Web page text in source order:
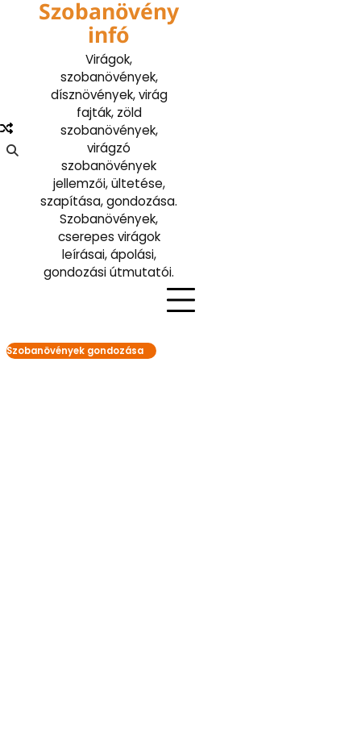
Szobanövény
infó
Virágok,
szobanövények,
dísznövények, virág
fajták, zöld
szobanövények,
virágzó
szobanövények
jellemzői, ültetése,
szapítása, gondozása.
Szobanövények,
cserepes virágok
leírásai, ápolási,
gondozási útmutatói.
Szobanövények gondozása